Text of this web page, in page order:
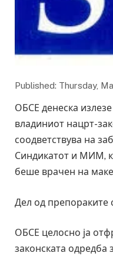
Published: Thursday,
ОБСЕ денеска
владиниот нацрт-
соодветствува на
Синдикатот и МИМ,
беше врачен на
Дел од препораките
ОБСЕ целосно ја
законската одредба